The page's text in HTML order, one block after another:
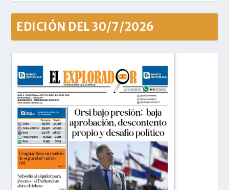
EDICIÓN DEL 30/7/2026